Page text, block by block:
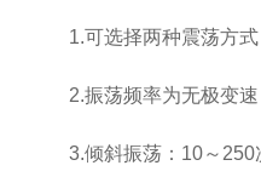
1.可选择两种震荡方式
2.振荡频率为无极变速
3.倾斜振荡：10～250